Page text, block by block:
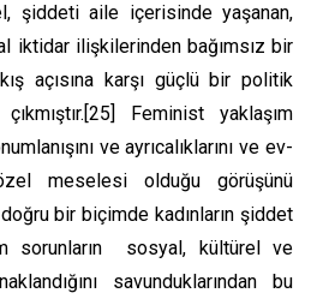
şiddeti aile içerisinde yaşanan,
iktidar ilişkilerinden bağımsız bir
açısına karşı güçlü bir politik
[25] Feminist yaklaşım
ve ayrıcalıklarını ve ev-
meselesi olduğu görüşünü
bir biçimde kadınların şiddet
sorunların sosyal, kültürel ve
savunduklarından bu